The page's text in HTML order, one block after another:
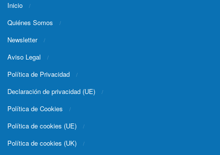
Inicio
Quiénes Somos
Newsletter
Aviso Legal
Política de Privacidad
Declaración de privacidad (UE)
Política de Cookies
Política de cookies (UE)
Política de cookies (UK)